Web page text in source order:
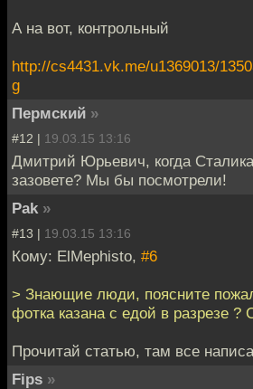
А на вот, контрольный
http://cs4431.vk.me/u1369013/
g
Пермский »
#12 | 19.03.15 13:16
Дмитрий Юрьевич, когда Сталика
зазовете? Мы бы посмотрели!
Pak »
#13 | 19.03.15 13:16
Кому: ElMephisto, #6
> Знающие люди, поясните
фотка казана с едой в разрезе ?
Прочитай статью, там все
Fips »